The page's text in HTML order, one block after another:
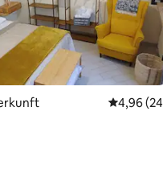
4,91 von 5, 119
4,96